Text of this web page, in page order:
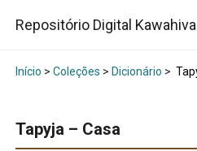
Repositório Digital Kawahiva
Início > Coleções > Dicionário >
Tapyja – Casa